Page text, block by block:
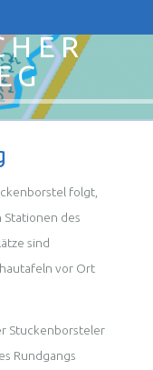
folgt,
des
sind
vor Ort
Stuckenborsteler
Rundgangs